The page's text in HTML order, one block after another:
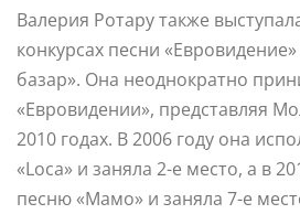
Валерия Ротару также
конкурсах песни
базар». Она неоднократно
«Евровидении», представляя
2010 годах. В 2006 году она
«Loca» и заняла 2-е место, а в
песню «Мамо» и заняла 7-е